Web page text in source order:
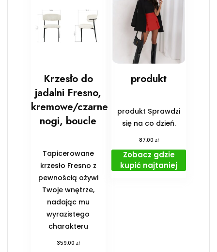
Krzesło do
jadalni Fresno,
kremowe/czarne
nogi, boucle
Tapicerowane
krzesło Fresno z
pewnością ożywi
Twoje wnętrze,
nadając mu
wyrazistego
charakteru
359,00 zł
produkt
produkt Sprawdzi
się na co dzień.
87,00 zł
Zobacz gdzie
kupić najtaniej